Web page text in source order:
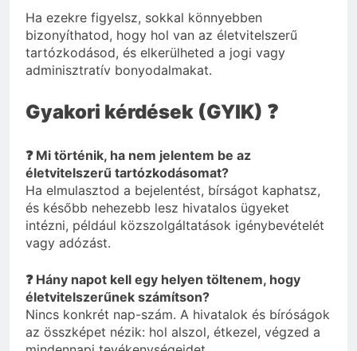
Ha ezekre figyelsz, sokkal könnyebben
bizonyíthatod, hogy hol van az életvitelszerű
tartózkodásod, és elkerülheted a jogi vagy
adminisztratív bonyodalmakat.
Gyakori kérdések (GYIK) ❓
❓ Mi történik, ha nem jelentem be az
életvitelszerű tartózkodásomat?
Ha elmulasztod a bejelentést, bírságot kaphatsz,
és később nehezebb lesz hivatalos ügyeket
intézni, például közszolgáltatások igénybevételét
vagy adózást.
❓ Hány napot kell egy helyen töltenem, hogy
életvitelszerűnek számítson?
Nincs konkrét nap-szám. A hivatalok és bíróságok
az összképet nézik: hol alszol, étkezel, végzed a